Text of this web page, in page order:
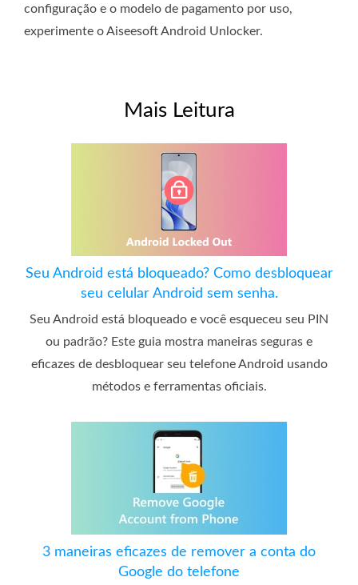
configuração e o modelo de pagamento por uso,
experimente o Aiseesoft Android Unlocker.
Mais Leitura
Seu Android está bloqueado? Como desbloquear
seu celular Android sem senha.
Seu Android está bloqueado e você esqueceu seu PIN
ou padrão? Este guia mostra maneiras seguras e
eficazes de desbloquear seu telefone Android usando
métodos e ferramentas oficiais.
3 maneiras eficazes de remover a conta do
Google do telefone